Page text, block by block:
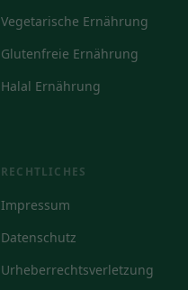
Vegetarische Ernährung
Glutenfreie Ernährung
Halal Ernährung
RECHTLICHES
Impressum
Datenschutz
Urheberrechtsverletzung